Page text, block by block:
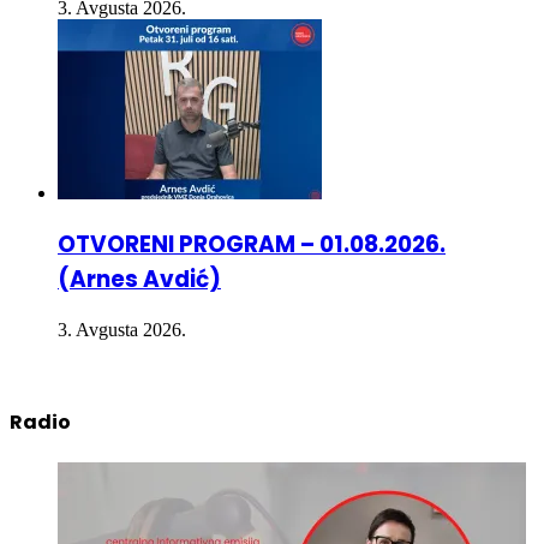
OTVORENI PROGRAM – 01.08.2026.
(Arnes Avdić)
3. Avgusta 2026.